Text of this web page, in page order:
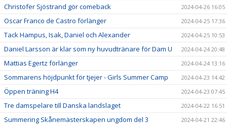
Christofer Sjöstrand gör comeback 2024-04-26 16:05
Oscar Franco de Castro förlänger 2024-04-25 17:36
Tack Hampus, Isak, Daniel och Alexander 2024-04-25 10:53
Daniel Larsson är klar som ny huvudtränare för Dam U 2024-04-24 20:48
Mattias Egertz förlänger 2024-04-24 13:16
Sommarens höjdpunkt för tjejer - Girls Summer Camp 2024-04-23 14:42
Öppen träning H4 2024-04-23 07:45
Tre damspelare till Danska landslaget 2024-04-22 16:51
Summering Skånemästerskapen ungdom del 3 2024-04-21 22:46